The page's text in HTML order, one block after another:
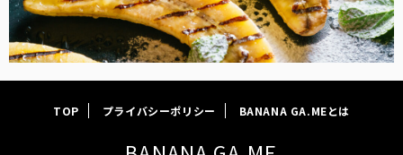
TOP プライバシーポリシー BANANA GA.MEとは